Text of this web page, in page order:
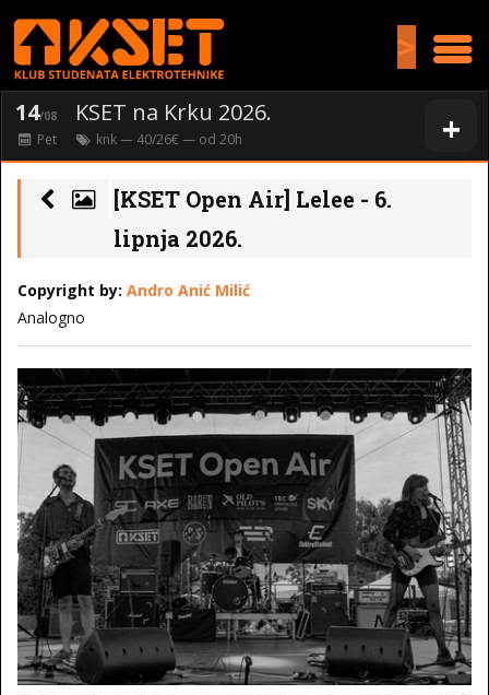
>
+
14/08 KSET na Krku 2026.
Pet knk— 40/26€ — od 20h
[KSET Open Air] Lelee - 6.
lipnja 2026.
Copyright by: Andro Anić Milić
Analogno